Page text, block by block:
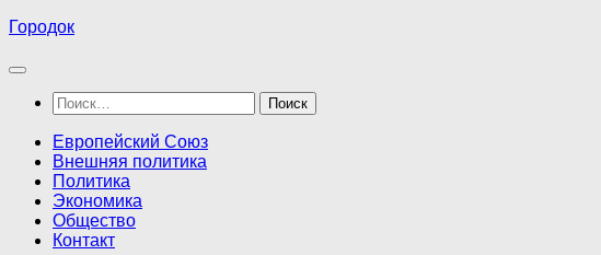
Перейти
содержимому
Городок
Найти:
Европейский Союз
Внешняя политика
Политика
Экономика
Общество
Контакт